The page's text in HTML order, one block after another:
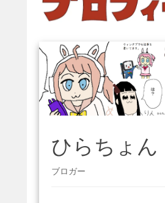
ひらちょん
ブロガー